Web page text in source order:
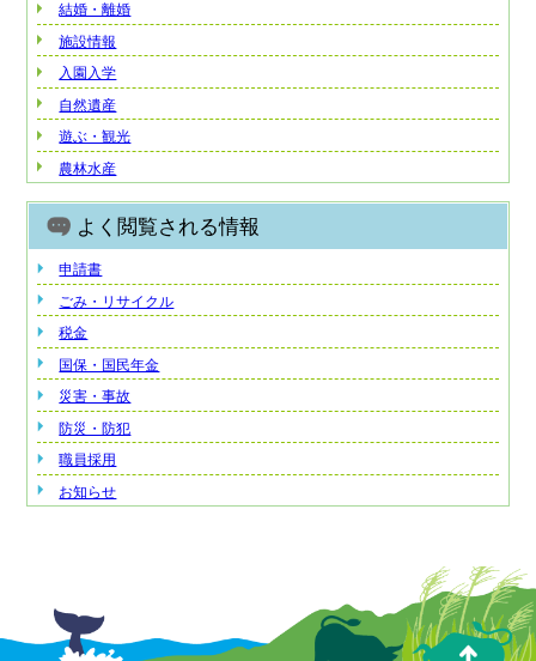
結婚・離婚
施設情報
入園入学
自然遺産
遊ぶ・観光
農林水産
よく閲覧される情報
申請書
ごみ・リサイクル
税金
国保・国民年金
災害・事故
防災・防犯
職員採用
お知らせ